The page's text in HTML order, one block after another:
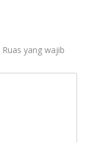
Ruas yang wajib